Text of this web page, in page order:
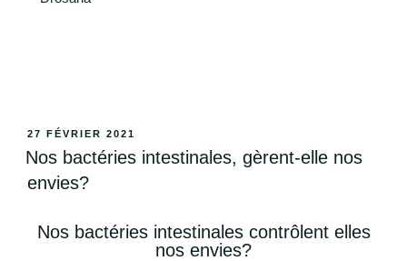
27 FÉVRIER 2021
Nos bactéries intestinales, gèrent-elle nos
envies?
Nos bactéries intestinales contrôlent elles
nos envies?